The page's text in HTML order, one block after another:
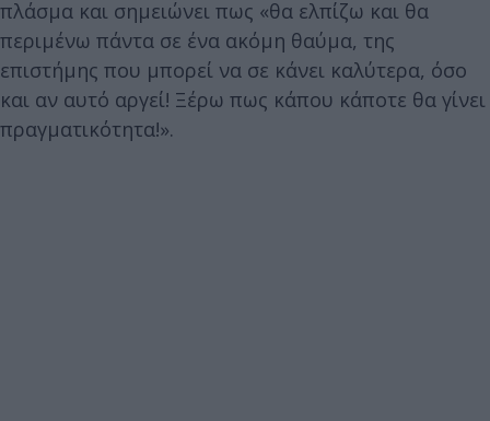
πλάσμα και σημειώνει πως «θα ελπίζω και θα
περιμένω πάντα σε ένα ακόμη θαύμα, της
επιστήμης που μπορεί να σε κάνει καλύτερα, όσο
και αν αυτό αργεί! Ξέρω πως κάπου κάποτε θα γίνει
πραγματικότητα!».